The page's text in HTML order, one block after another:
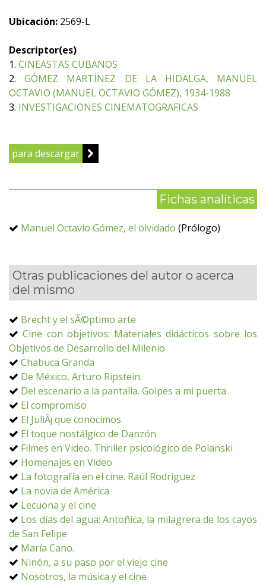
Ubicación: 2569-L
Descriptor(es)
1. CINEASTAS CUBANOS
2.GÓMEZ MARTÍNEZ DE LA HIDALGA, MANUEL
OCTAVIO (MANUEL OCTAVIO GÓMEZ), 1934-1988
3. INVESTIGACIONES CINEMATOGRAFICAS
para descargar
Fichas analíticas
Manuel Octavio Gómez, el olvidado (Prólogo)
Otras publicaciones del autor o acerca
del mismo
Brecht y el sÃ©ptimo arte
Cine con objetivos: Materiales didácticos sobre los
Objetivos de Desarrollo del Milenio
Chabuca Granda
De México, Arturo Ripstein.
Del escenario a la pantalla. Golpes a mi puerta
El compromiso
El JuliÃ¡ que conocimos
El toque nostálgico de Danzón
Filmes en Video. Thriller psicológico de Polanski
Homenajes en Video
La fotografía en el cine. Raúl Rodríguez
La novia de América
Lecuona y el cine
Los días del agua: Antoñica, la milagrera de los cayos
de San Felipe
María Cano.
Ninón, a su paso por el viejo cine
Nosotros, la música y el cine